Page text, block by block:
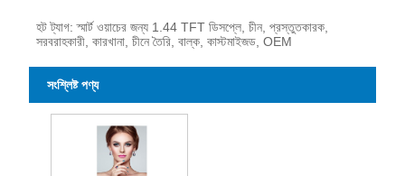
হট ট্যাগ: স্মার্ট ওয়াচের জন্য 1.44 TFT ডিসপ্লে, চীন, প্রস্তুতকারক,
সরবরাহকারী, কারখানা, চীনে তৈরি, বাল্ক, কাস্টমাইজড, OEM
সংশ্লিষ্ট পণ্য